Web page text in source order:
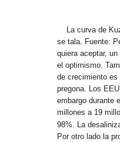
La curva de
se tala. Fuente:
quiera aceptar,
el optimismo.
de crecimiento es
pregona. Los
embargo durante
millones a 19
98%. La
Por otro lado la